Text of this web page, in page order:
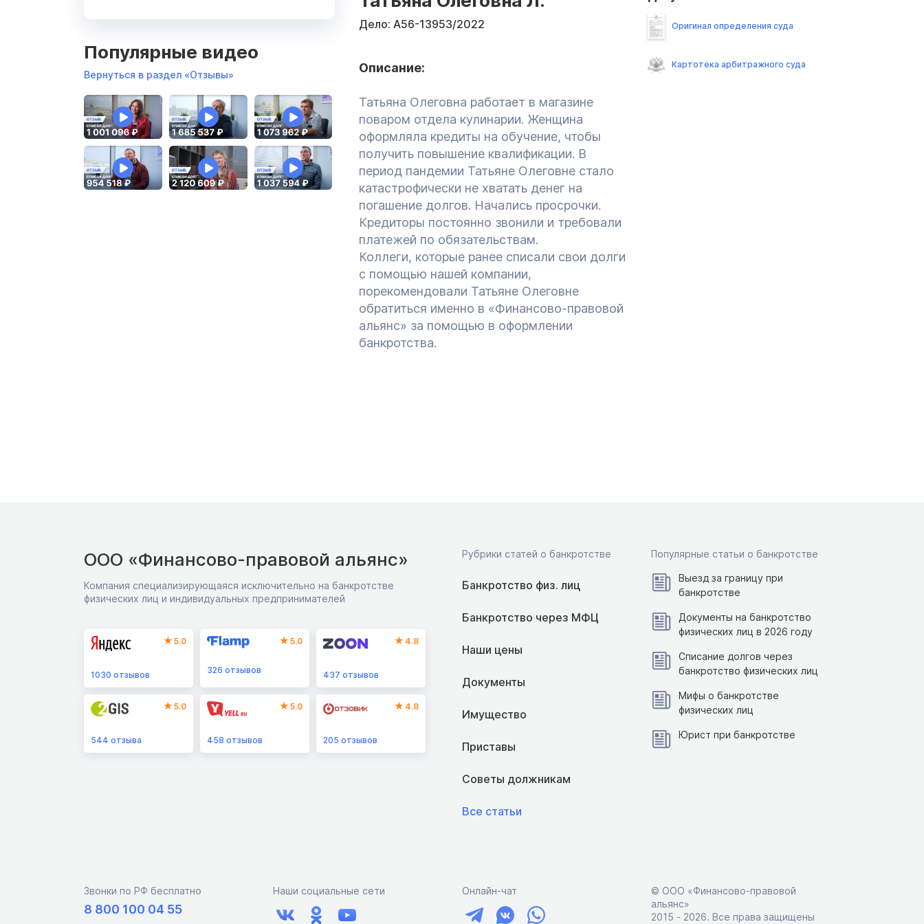
Популярные видео
Вернуться в раздел «Отзывы»
Дело: А56-13953/2022
Описание:
Татьяна Олеговна работает в магазине
поваром отдела кулинарии. Женщина
оформляла кредиты на обучение, чтобы
получить повышение квалификации. В
период пандемии Татьяне Олеговне стало
катастрофически не хватать денег на
погашение долгов. Начались просрочки.
Кредиторы постоянно звонили и требовали
платежей по обязательствам.
Коллеги, которые ранее списали свои долги
с помощью нашей компании,
порекомендовали Татьяне Олеговне
обратиться именно в «Финансово-правовой
альянс» за помощью в оформлении
банкротства.
Оригинал определения суда
Картотека арбитражного суда
ООО «Финансово-правовой альянс»
Компания специализирующаяся исключительно на банкротстве
физических лиц и индивидуальных предпринимателей
5.0
1030 отзывов
5.0
326 отзывов
4.8
437 отзывов
5.0
544 отзыва
5.0
458 отзывов
4.8
205 отзывов
Рубрики статей о банкротстве
Банкротство физ. лиц
Банкротство через МФЦ
Наши цены
Документы
Имущество
Приставы
Советы должникам
Все статьи
Популярные статьи о банкротстве
Выезд за границу при
банкротстве
Документы на банкротство
физических лиц в 2026 году
Списание долгов через
банкротство физических лиц
Мифы о банкротстве
физических лиц
Юрист при банкротстве
Звонки по РФ бесплатно
8 800 100 04 55
Наши социальные сети Онлайн-чат
© ООО «Финансово-правовой
альянс»
2015 ‑ 2026. Все права защищены